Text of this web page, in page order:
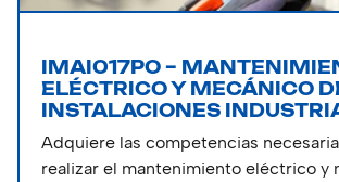
IMAI017PO –
ELÉCTRICO Y MECÁNICO
INSTALACIONES
Adquiere las competencias
realizar el mantenimiento eléctrico y